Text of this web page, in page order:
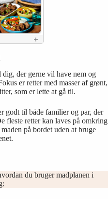
der gerne vil have nem og
er retter med masser af grønt,
som er lette at gå til.
godt til både familier og par, der
fleste retter kan laves på omkring
på bordet uden at bruge
du bruger madplanen i